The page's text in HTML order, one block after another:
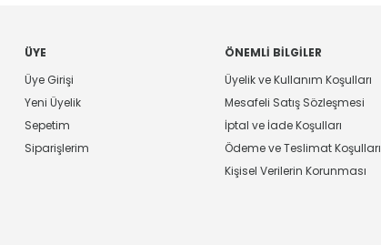
ÜYE
Üye Girişi
Yeni Üyelik
Sepetim
Siparişlerim
ÖNEMLI BILGILER
Üyelik ve Kullanım Koşulları
Mesafeli Satış Sözleşmesi
İptal ve İade Koşulları
Ödeme ve Teslimat Koşulları
Kişisel Verilerin Korunması